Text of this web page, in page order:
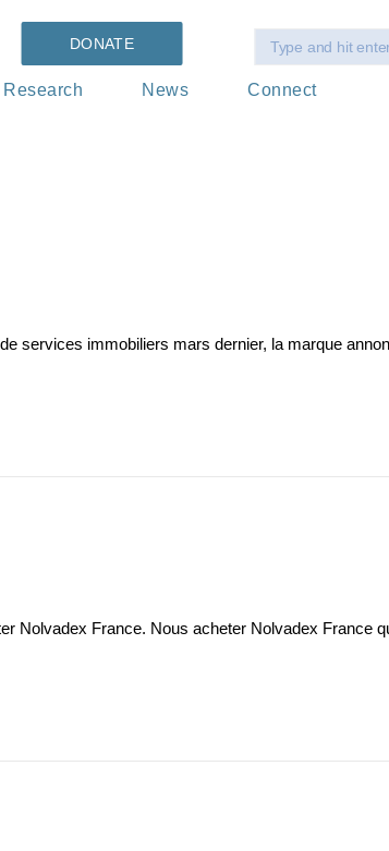
DONATE
Research News Connect
services immobiliers mars dernier, la marque
Nolvadex France. Nous acheter Nolvadex France